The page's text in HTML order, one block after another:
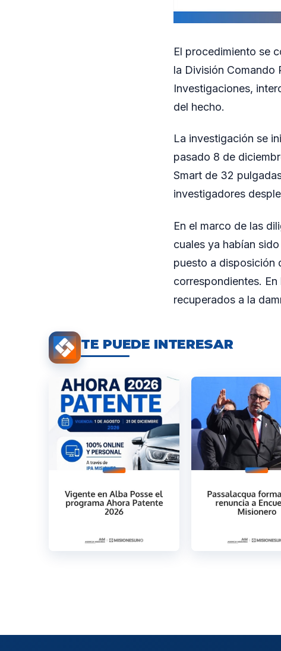
El procedimiento se
la División Comando
Investigaciones,
del hecho.
La investigación se
pasado 8 de
Smart de 32
investigadores
En el marco de las
cuales ya habían
puesto a disposición
correspondientes.
recuperados a la
TE PUEDE INTERESAR